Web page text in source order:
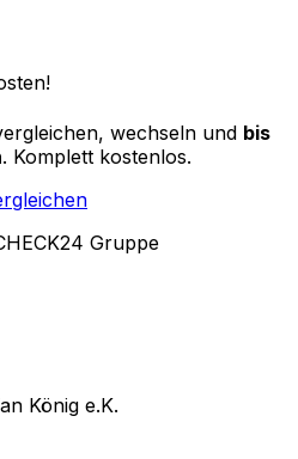
wechseln und bis
. Komplett kostenlos.
Gruppe
König e.K.